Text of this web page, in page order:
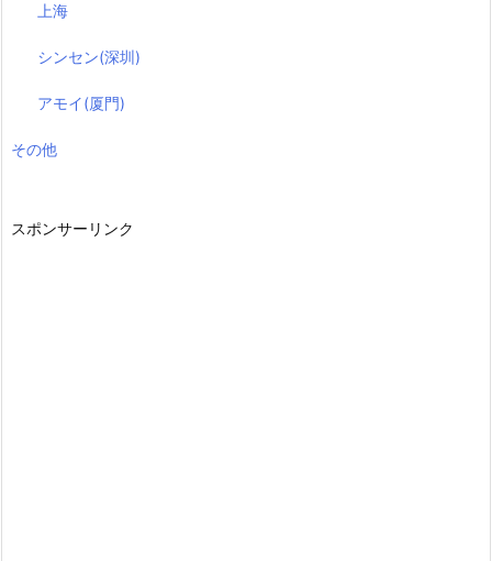
上海
シンセン(深圳)
アモイ(厦門)
その他
スポンサーリンク